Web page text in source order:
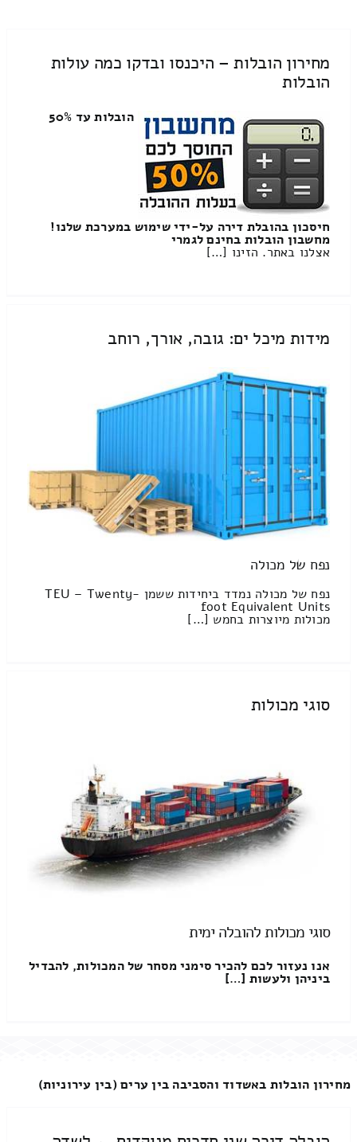
מחירון הובלות – היכנסו ובדקו כמה עולות
הובלות
הובלות עד 50%
חיסכון בהובלת דירה על-ידי שימוש במערכת שלנו!
מחשבון הובלות בחינם לגמרי
אצלנו באתר. הזינו […]
מידות מיכל ים: גובה, אורך, רוחב
נפח של מכולה
נפח של מכולה נמדד ביחידות ששמן TEU – Twenty-
foot Equivalent Units
מכולות מיוצרות בחמש […]
סוגי מכולות
סוגי מכולות להובלה ימית
אנו נעזור לכם להכיר סימני מסחר של המכולות, להבדיל
ביניהן ולעשות […]
מחירון הובלות באשדוד והסביבה בין ערים (בין עירוניות)